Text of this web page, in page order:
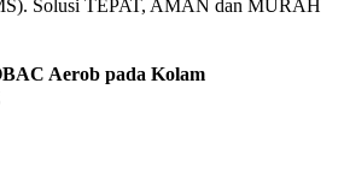
Aerob pada Kolam